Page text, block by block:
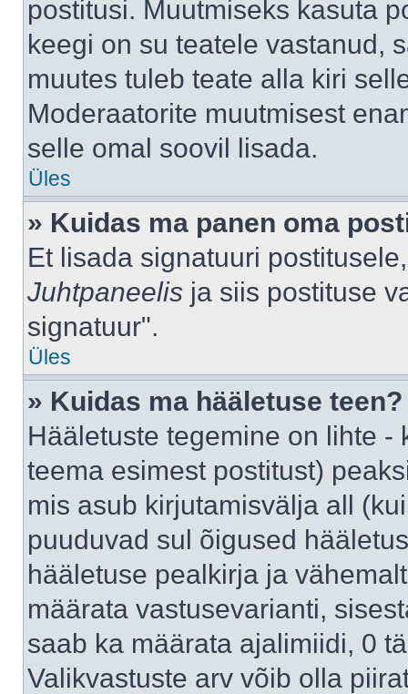
postitusi. Muutmiseks kasuta
keegi on su teatele vastanud,
muutes tuleb teate alla kiri
Moderaatorite muutmisest
selle omal soovil lisada.
Üles
» Kuidas ma panen oma
Et lisada signatuuri
Juhtpaneelis ja siis postituse
signatuur".
Üles
» Kuidas ma hääletuse teen?
Hääletuste tegemine on lihte
teema esimest postitust)
mis asub kirjutamisvälja all
puuduvad sul õigused
hääletuse pealkirja ja
määrata vastusevarianti,
saab ka määrata ajalimiidi, 0
Valikvastuste arv võib olla